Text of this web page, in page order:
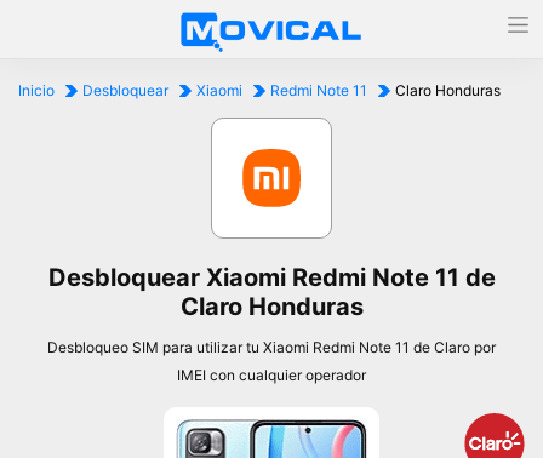
Inicio Desbloquear Xiaomi Redmi Note 11 Claro Honduras
Desbloquear Xiaomi Redmi Note 11 de
Claro Honduras
Desbloqueo SIM para utilizar tu Xiaomi Redmi Note 11 de Claro por
IMEI con cualquier operador